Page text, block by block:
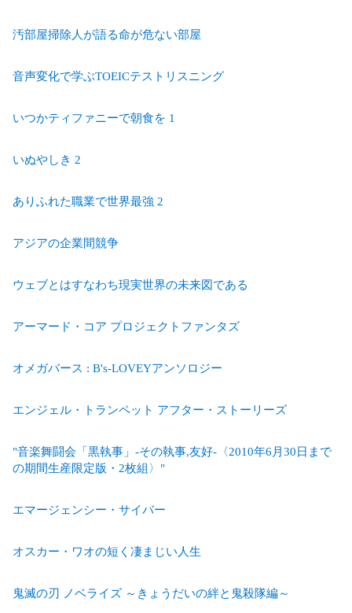
汚部屋掃除人が語る命が危ない部屋
音声変化で学ぶTOEICテストリスニング
いつかティファニーで朝食を 1
いぬやしき 2
ありふれた職業で世界最強 2
アジアの企業間競争
ウェブとはすなわち現実世界の未来図である
アーマード・コア プロジェクトファンタズ
オメガバース : B's-LOVEYアンソロジー
エンジェル・トランペット アフター・ストーリーズ
"音楽舞闘会「黒執事」-その執事,友好-〈2010年6月30日まで
の期間生産限定版・2枚組〉"
エマージェンシー・サイバー
オスカー・ワオの短く凄まじい人生
鬼滅の刃 ノベライズ ～きょうだいの絆と鬼殺隊編～